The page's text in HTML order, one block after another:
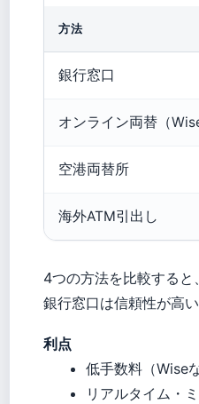
方法
銀行窓口
オンライン両替（Wise
空港両替所
海外ATM引出し
4つの方法を比較する
銀行窓口は信頼性が高
利点
低手数料（Wiseな
リアルタイム・